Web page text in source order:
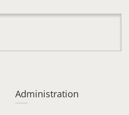
Administration